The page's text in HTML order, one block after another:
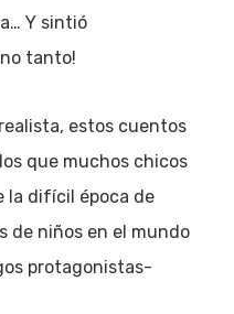
Y sintió
tanto!
estos cuentos
que muchos chicos
la difícil época de
de niños en el mundo
protagonistas-